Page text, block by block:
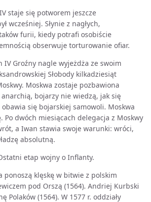
staje się potworem jeszcze
wcześniej. Słynie z nagłych,
furii, kiedy potrafi osobiście
obserwuje torturowanie ofiar.
IV Groźny nagle wyjeżdża ze swoim
Słobody kilkadziesiąt
Moskwa zostaje pozbawiona
anarchią, bojarzy nie wiedzą, jak się
się bojarskiej samowoli. Moskwa
Po dwóch miesiącach delegacja z Moskwy
a Iwan stawia swoje warunki: wróci,
absolutną.
etap wojny o Inflanty.
ponoszą klęskę w bitwie z polskim
pod Orszą (1564). Andriej Kurbski
Polaków (1564). W 1577 r. oddziały